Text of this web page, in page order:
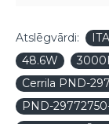
Atslēgvārdi:
48.6W
Cerrila PND-
PND-